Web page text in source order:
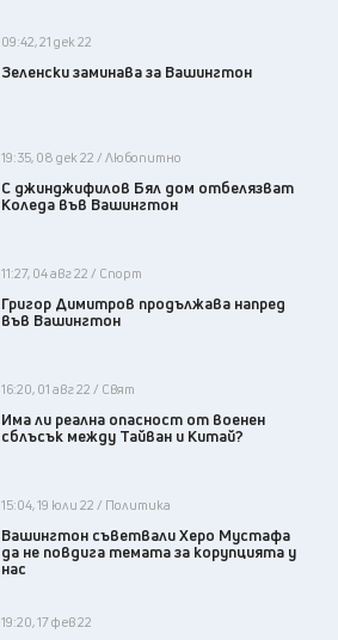
09:42, 21 дек 22
Зеленски заминава за Вашингтон
19:35, 08 дек 22 / Любопитно
С джинджифилов Бял дом отбелязват
Коледа във Вашингтон
11:27, 04 авг 22 / Спорт
Григор Димитров продължава напред
във Вашингтон
16:20, 01 авг 22 / Свят
Има ли реална опасност от военен
сблъсък между Тайван и Китай?
15:04, 19 юли 22 / Политика
Вашингтон съветвали Херо Мустафа
да не повдига темата за корупцията у
нас
19:20, 17 фев 22